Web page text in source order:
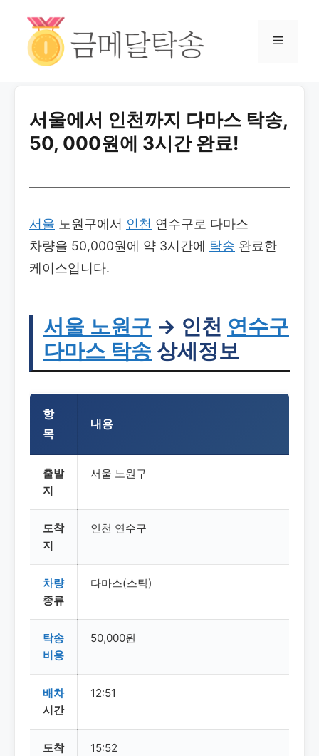
서울에서 인천까지 다마스 탁송,
50, 000원에 3시간 완료!
서울 노원구에서 인천 연수구로 다마스
차량을 50,000원에 약 3시간에 탁송 완료한
케이스입니다.
서울 노원구 → 인천 연수구
다마스 탁송 상세정보
항
목
내용
출발
지
서울 노원구
도착
지
인천 연수구
차량
종류
다마스(스틱)
탁송
비용
50,000원
배차
시간
12:51
도착
15:52